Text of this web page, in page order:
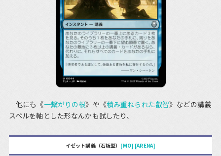
他にも《一繋がりの根》や《積み重ねられた叡智》などの講義
スペルを軸とした形なんかも試したり、
イゼット講義（石板型） [MO] [ARENA]